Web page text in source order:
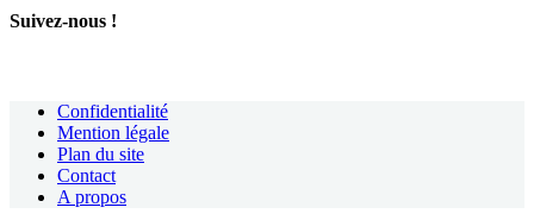
Suivez-nous !
Confidentialité
Mention légale
Plan du site
Contact
A propos